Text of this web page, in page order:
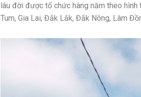
lâu đời được tổ chức hàng năm theo
Tum, Gia Lai, Đắk Lắk, Đắk Nông, Lâm